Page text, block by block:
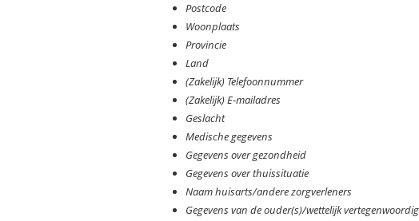
Postcode
Woonplaats
Provincie
Land
(Zakelijk) Telefoonnummer
(Zakelijk) E-mailadres
Geslacht
Medische gegevens
Gegevens over gezondheid
Gegevens over thuissituatie
Naam huisarts/andere zorgverleners
Gegevens van de ouder(s)/wettelijk